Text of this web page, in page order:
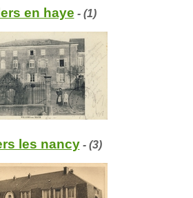
en haye - (1)
les nancy- (3)